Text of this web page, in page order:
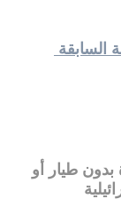
السابقة
بدون طيار أو